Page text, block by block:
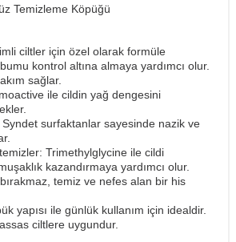
Temizleme Köpüğü
ciltler için özel olarak formüle
kontrol altına almaya yardımcı olur.
sağlar.
ile cildin yağ dengesini
surfaktanlar sayesinde nazik ve
Trimethylglycine ile cildi
kazandırmaya yardımcı olur.
bırakmaz, temiz ve nefes alan bir his
yapısı ile günlük kullanım için idealdir.
ciltlere uygundur.